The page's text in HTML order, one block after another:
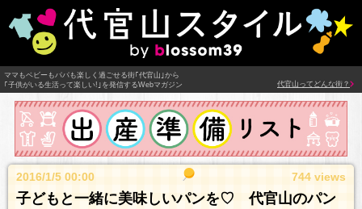
ママもベビーもパパも楽しく過ごせる街｢代官山｣から
｢子供がいる生活って楽しい!｣を発信するWebマガジン
代官山ってどんな街？
2016/1/5 00:00 744 views
子どもと一緒に美味しいパンを♡ 代官山のパン